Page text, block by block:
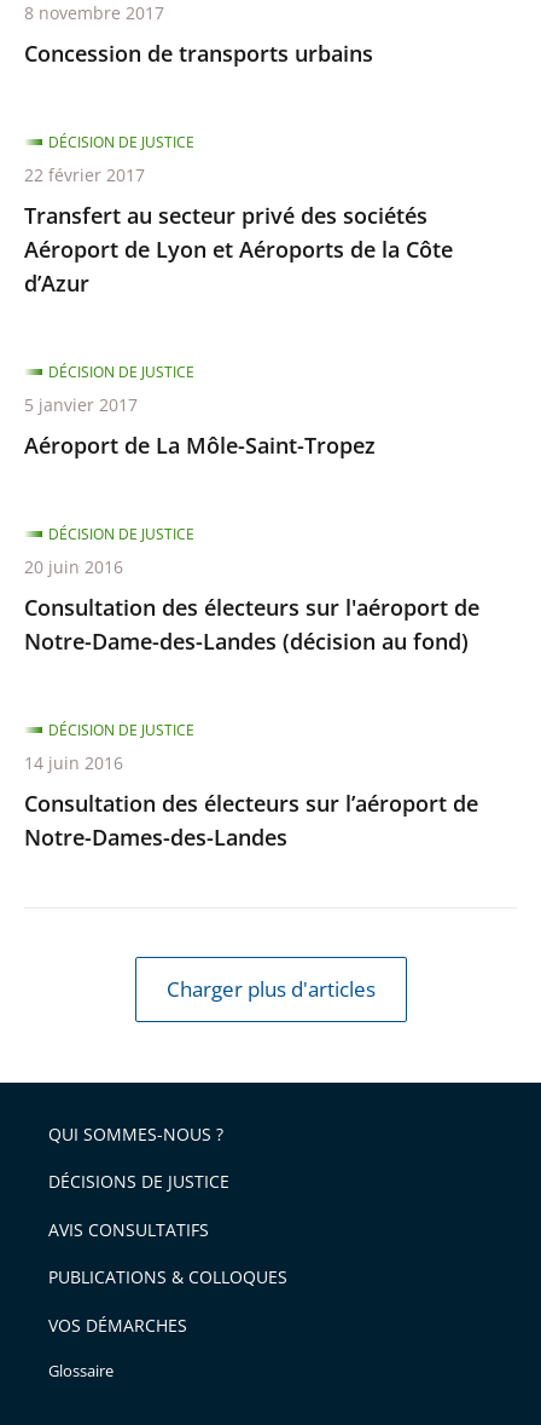
Concession de transports urbains
8 novembre 2017
Transfert au secteur privé des sociétés
Aéroport de Lyon et Aéroports de la Côte
d’Azur
DÉCISION DE JUSTICE
22 février 2017
Aéroport de La Môle-Saint-Tropez
DÉCISION DE JUSTICE
5 janvier 2017
Consultation des électeurs sur l'aéroport de
Notre-Dame-des-Landes (décision au fond)
DÉCISION DE JUSTICE
20 juin 2016
Consultation des électeurs sur l’aéroport de
Notre-Dames-des-Landes
DÉCISION DE JUSTICE
14 juin 2016
Charger plus d'articles
QUI SOMMES-NOUS ?
DÉCISIONS DE JUSTICE
AVIS CONSULTATIFS
PUBLICATIONS & COLLOQUES
VOS DÉMARCHES
Glossaire